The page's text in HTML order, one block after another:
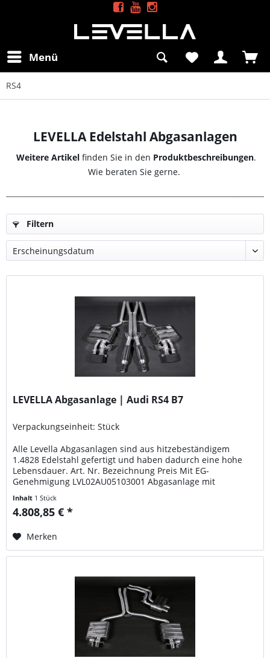
Menü
RS4
LEVELLA Edelstahl Abgasanlagen
Weitere Artikel finden Sie in den Produktbeschreibungen.
Wie beraten Sie gerne.
Filtern
LEVELLA Abgasanlage | Audi RS4 B7
Verpackungseinheit: Stück
Alle Levella Abgasanlagen sind aus hitzebeständigem
1.4828 Edelstahl gefertigt und haben dadurch eine hohe
Lebensdauer. Art. Nr. Bezeichnung Preis Mit EG-
Genehmigung LVL02AU05103001 Abgasanlage mit
Euro Bitte beachten Sie unbedingt die gesetzlichen
Bestimmungen im jeweiligen Land. Sportabgasanlagen, die
Inhalt 1 Stück
4.808,85 € *
Merken